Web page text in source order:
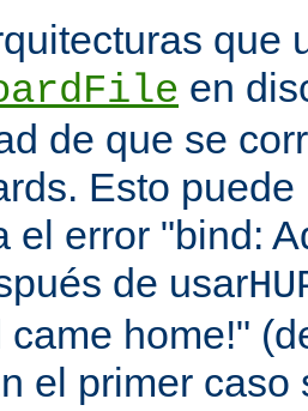
que
en
de que se
Esto
el error "bind:
de usar
came home!"
el primer caso